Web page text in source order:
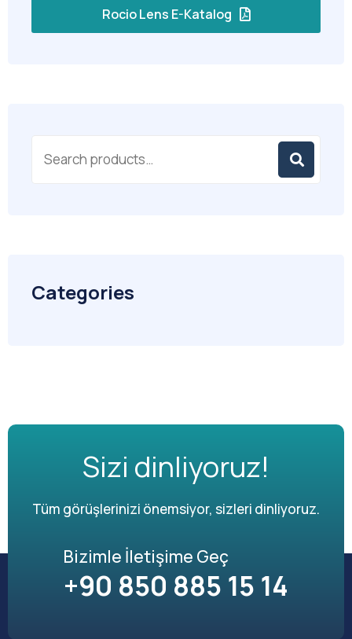
Rocio Lens E-Katalog
Categories
Sizi dinliyoruz!
Tüm görüşlerinizi önemsiyor, sizleri dinliyoruz.
Bizimle İletişime Geç
+90 850 885 15 14